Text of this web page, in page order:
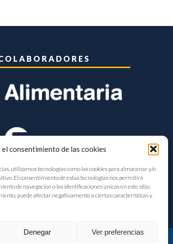
consentimiento de las cookies
utilizamos tecnologías como las cookies para almacenar y/o
El consentimiento de estas tecnologías nos permitirá
de navegación o las identificaciones únicas en este sitio.
puede afectar negativamente a ciertas características y
Denegar Ver preferencias